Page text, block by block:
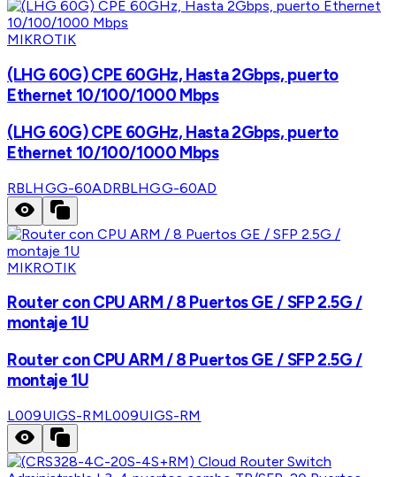
MIKROTIK
(LHG 60G) CPE 60GHz, Hasta 2Gbps, puerto
Ethernet 10/100/1000 Mbps
(LHG 60G) CPE 60GHz, Hasta 2Gbps, puerto
Ethernet 10/100/1000 Mbps
RBLHGG-60ADRBLHGG-60AD
MIKROTIK
Router con CPU ARM / 8 Puertos GE / SFP 2.5G /
montaje 1U
Router con CPU ARM / 8 Puertos GE / SFP 2.5G /
montaje 1U
L009UIGS-RML009UIGS-RM